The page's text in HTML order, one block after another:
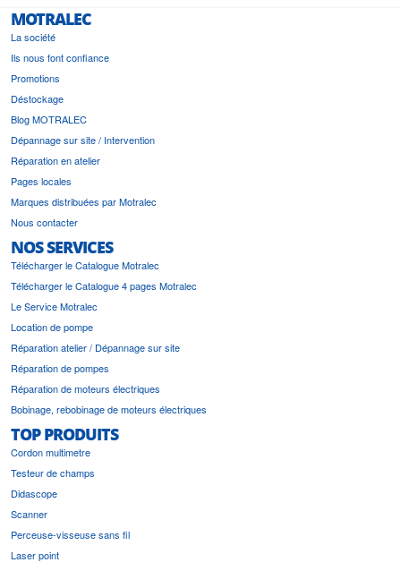
MOTRALEC
La société
Ils nous font confiance
Promotions
Déstockage
Blog MOTRALEC
Dépannage sur site / Intervention
Réparation en atelier
Pages locales
Marques distribuées par Motralec
Nous contacter
NOS SERVICES
Télécharger le Catalogue Motralec
Télécharger le Catalogue 4 pages Motralec
Le Service Motralec
Location de pompe
Réparation atelier / Dépannage sur site
Réparation de pompes
Réparation de moteurs électriques
Bobinage, rebobinage de moteurs électriques
TOP PRODUITS
Cordon multimetre
Testeur de champs
Didascope
Scanner
Perceuse-visseuse sans fil
Laser point